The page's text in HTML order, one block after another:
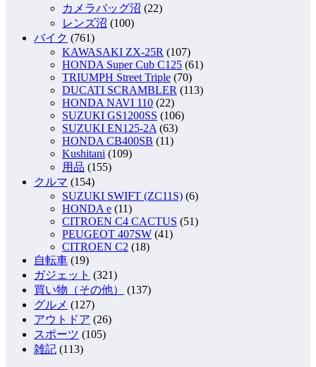
カメラバッグ沼 (22)
レンズ沼 (100)
バイク (761)
KAWASAKI ZX-25R (107)
HONDA Super Cub C125 (61)
TRIUMPH Street Triple (70)
DUCATI SCRAMBLER (113)
HONDA NAVI 110 (22)
SUZUKI GS1200SS (106)
SUZUKI EN125-2A (63)
HONDA CB400SB (11)
Kushitani (109)
用品 (155)
クルマ (154)
SUZUKI SWIFT (ZC11S) (6)
HONDA e (11)
CITROEN C4 CACTUS (51)
PEUGEOT 407SW (41)
CITROEN C2 (18)
自転車 (19)
ガジェット (321)
買い物（その他）
(137)
グルメ (127)
アウトドア (26)
スポーツ (105)
雑記 (113)